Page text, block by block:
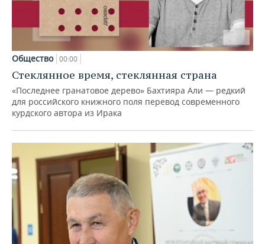
Общество 00:00
Стеклянное время, стеклянная страна
«Последнее гранатовое дерево» Бахтияра Али — редкий
для российского книжного поля перевод современного
курдского автора из Ирака